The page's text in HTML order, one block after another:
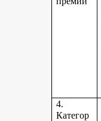
4.
Категор